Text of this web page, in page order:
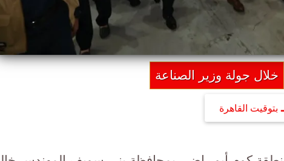
خلال جولة وزير الصناعة
بتوقيت القاهرة